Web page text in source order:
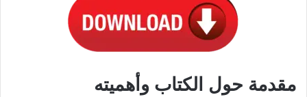
مقدمة حول الكتاب وأهميته